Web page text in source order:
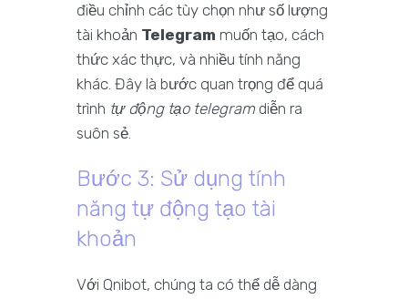
điều chỉnh các tùy chọn như số lượng
tài khoản Telegram muốn tạo, cách
thức xác thực, và nhiều tính năng
khác. Đây là bước quan trọng để quá
trình tự động tạo telegram diễn ra
suôn sẻ.
Bước 3: Sử dụng tính
năng tự động tạo tài
khoản
Với Qnibot, chúng ta có thể dễ dàng